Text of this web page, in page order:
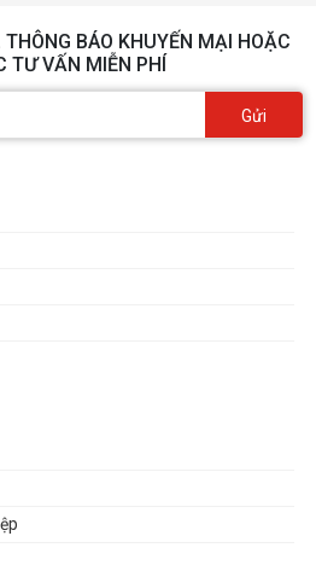
BÁO KHUYẾN MẠI HOẶC
TƯ VẤN MIỄN PHÍ
Gửi